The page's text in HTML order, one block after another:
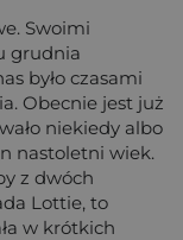
Swoimi
grudnia
było czasami
Obecnie jest już
niekiedy albo
nastoletni wiek.
z dwóch
Lottie, to
w krótkich